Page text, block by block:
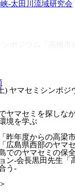
) ヤマセミシンポ
ヤマセミを探しな
境を学ぶ
昨年度からの高梁
広島県西部のヤマ
でのヤマセミの保
ン-会長黒田先生
う-